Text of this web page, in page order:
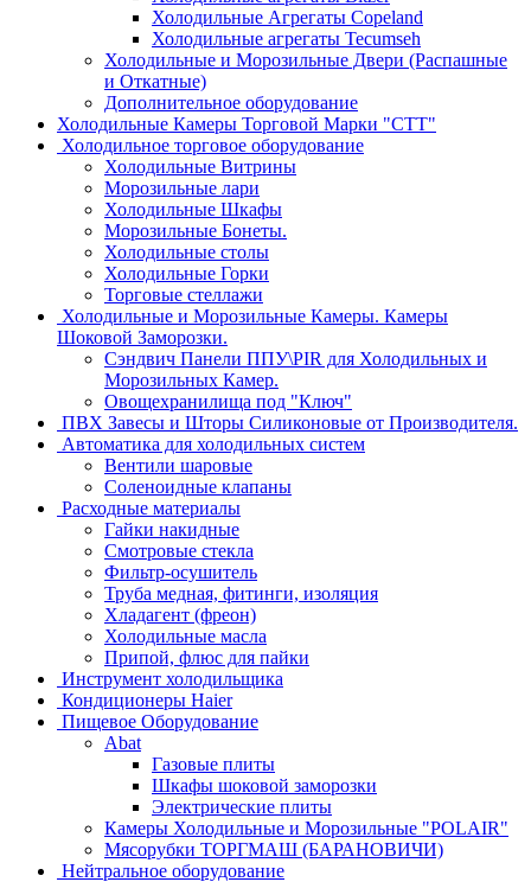
Холодильные Агрегаты Copeland
Холодильные агрегаты Tecumseh
Холодильные и Морозильные Двери (Распашные
и Откатные)
Дополнительное оборудование
Холодильные Камеры Торговой Марки "СТТ"
Холодильное торговое оборудование
Холодильные Витрины
Морозильные лари
Холодильные Шкафы
Морозильные Бонеты.
Холодильные столы
Холодильные Горки
Торговые стеллажи
Холодильные и Морозильные Камеры. Камеры
Шоковой Заморозки.
Сэндвич Панели ППУ\PIR для Холодильных и
Морозильных Камер.
Овощехранилища под "Ключ"
ПВХ Завесы и Шторы Силиконовые от Производителя.
Автоматика для холодильных систем
Вентили шаровые
Соленоидные клапаны
Расходные материалы
Гайки накидные
Смотровые стекла
Фильтр-осушитель
Труба медная, фитинги, изоляция
Хладагент (фреон)
Холодильные масла
Припой, флюс для пайки
Инструмент холодильщика
Кондиционеры Haier
Пищевое Оборудование
Abat
Газовые плиты
Шкафы шоковой заморозки
Электрические плиты
Камеры Холодильные и Морозильные "POLAIR"
Мясорубки ТОРГМАШ (БАРАНОВИЧИ)
Нейтральное оборудование